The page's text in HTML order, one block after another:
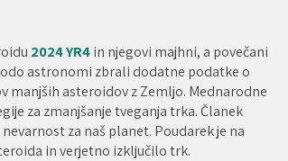
2024 YR4in njegovi majhni, a povečani
astronomi zbrali dodatne podatke o
asteroidov z Zemljo. Mednarodne
za zmanjšanje tveganja trka. Članek
za naš planet. Poudarek je na
in verjetno izključilo trk.